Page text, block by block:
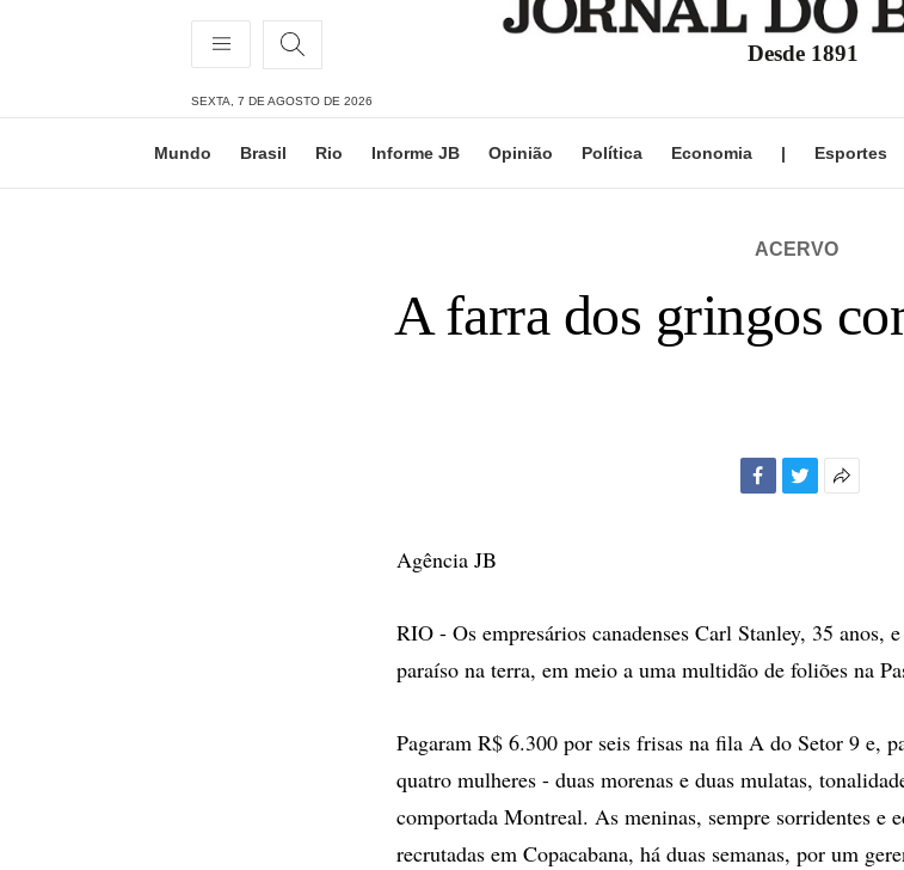
Desde 1891
SEXTA, 7 DE AGOSTO DE 2026
Mundo Brasil Rio Informe JB Opinião Política Economia | Esportes
ACERVO
A farra dos gringos
Agência JB
RIO - Os empresários canadenses Carl Stanley, 35 anos,
paraíso na terra, em meio a uma multidão de foliões na
Pagaram R$ 6.300 por seis frisas na fila A do Setor 9 e,
quatro mulheres - duas morenas e duas mulatas,
comportada Montreal. As meninas, sempre sorridentes e
recrutadas em Copacabana, há duas semanas, por um